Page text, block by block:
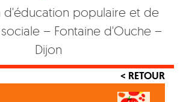
d'éducation populaire et de
– Fontaine d'Ouche –
Dijon
< RETOUR